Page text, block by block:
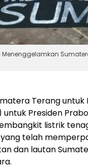
Terang
untuk Presiden
listrik
telah
dan lautan